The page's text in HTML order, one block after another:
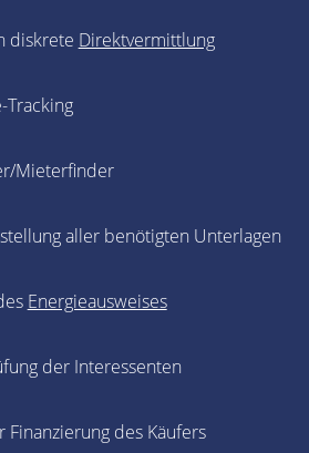
diskrete Direktvermittlung
Tracking
Mieterfinder
aller benötigten Unterlagen
Energieausweises
der Interessenten
Finanzierung des Käufers